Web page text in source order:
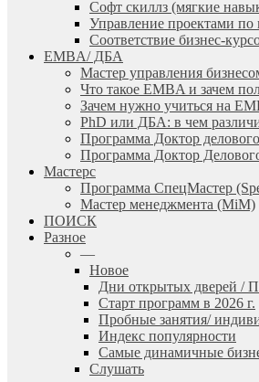
Софт скиллз (мягкие
Управление проектами по
Соответствие бизнес-
EMBA/ ДБA
Мастер управления
Что такое EMBA и зачем
Зачем нужно учиться на
PhD или ДБА: в чем
Программа Доктор
Программа Доктор
Мастерс
Программа СпецМастер
Мастер менеджмента (MiM)
ПОИСК
Разное
—
Новое
Дни открытых дверей /
Старт программ в 2026 г.
Пробные занятия/
Индекс популярности
Самые динамичные
Слушать